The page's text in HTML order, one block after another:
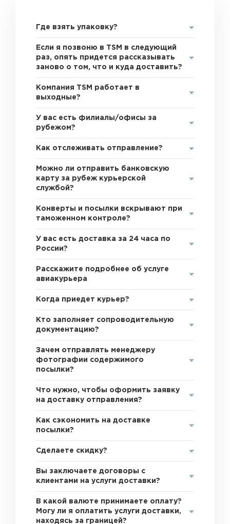
Где взять упаковку?
Если я позвоню в TSM в следующий
раз, опять придется рассказывать
заново о том, что и куда доставить?
Компания TSM работает в
выходные?
У вас есть филиалы/офисы за
рубежом?
Как отслеживать отправление?
Можно ли отправить банковскую
карту за рубеж курьерской
службой?
Конверты и посылки вскрывают при
таможенном контроле?
У вас есть доставка за 24 часа по
России?
Расскажите подробнее об услуге
авиакурьера
Когда приедет курьер?
Кто заполняет сопроводительную
документацию?
Зачем отправлять менеджеру
фотографии содержимого
посылки?
Что нужно, чтобы оформить заявку
на доставку отправления?
Как сэкономить на доставке
посылки?
Сделаете скидку?
Вы заключаете договоры с
клиентами на услуги доставки?
В какой валюте принимаете оплату?
Могу ли я оплатить услуги доставки,
находясь за границей?